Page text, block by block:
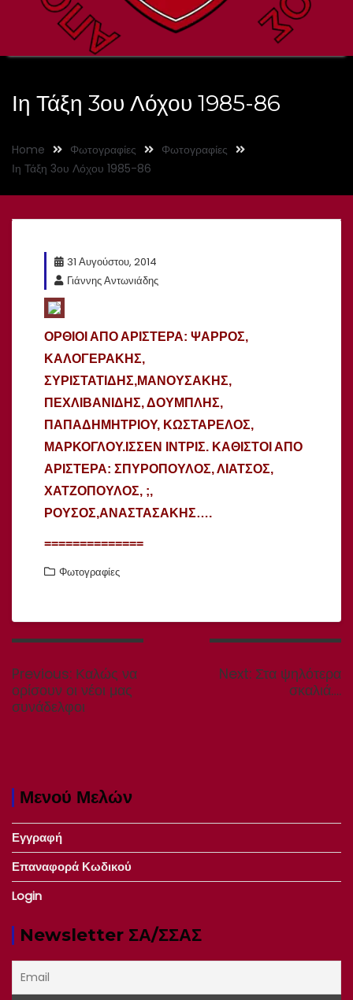
Ιη Τάξη 3ου Λόχου 1985-86
Home Φωτογραφίες
Φωτογραφίες
Ιη Τάξη 3ου Λόχου 1985-86
31 Αυγούστου, 2014
Γιάννης Αντωνιάδης
ΟΡΘΙΟΙ ΑΠΟ ΑΡΙΣΤΕΡΑ: ΨΑΡΡΟΣ,
ΚΑΛΟΓΕΡΑΚΗΣ,
ΣΥΡΙΣΤΑΤΙΔΗΣ,ΜΑΝΟΥΣΑΚΗΣ,
ΠΕΧΛΙΒΑΝΙΔΗΣ, ΔΟΥΜΠΛΗΣ,
ΠΑΠΑΔΗΜΗΤΡΙΟΥ, ΚΩΣΤΑΡΕΛΟΣ,
ΜΑΡΚΟΓΛΟΥ. ΙΣΣΕΝ ΙΝΤΡΙΣ. ΚΑΘΙΣΤΟΙ ΑΠΟ
ΑΡΙΣΤΕΡΑ: ΣΠΥΡΟΠΟΥΛΟΣ, ΛΙΑΤΣΟΣ,
ΧΑΤΖΟΠΟΥΛΟΣ, ;,
ΡΟΥΣΟΣ,ΑΝΑΣΤΑΣΑΚΗΣ….
==============
Φωτογραφίες
Πλοήγηση
Previous: Previous
post:
Καλώς να
ορίσουν οι νέοι μας
συνάδελφοι
Next: Next
Στα ψηλότερα
σκαλιά….
Μενού Μελών
Εγγραφή
Επαναφορά Κωδικού
Login
Newsletter ΣΑ/ΣΣΑΣ